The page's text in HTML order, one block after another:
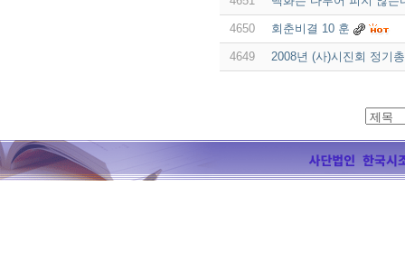
4650 회춘비결 10 훈
4649 2008년 (사)시진회 정기